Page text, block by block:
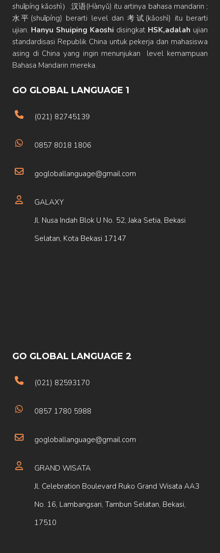
shuǐpíng kǎoshì）.汉语(Hànyǔ) itu artinya bahasa mandarin ;
水平(shuǐpíng) berarti level dan 考试(kǎoshì) itu berarti
ujian. Hanyu Shuiping Kaoshi disingkat HSK,adalah ujian
standardisasi Republik China untuk pekerja dan mahasiswa
asing di China yang ingin menunjukan level kemampuan
Bahasa Mandarin mereka.
GO GLOBAL LANGUAGE 1
(021) 82745139
0857 8018 1806
gogloballanguage@gmail.com
GALAXY
Jl. Nusa Indah Blok U No. 52, Jaka Setia, Bekasi
Selatan, Kota Bekasi 17147
GO GLOBAL LANGUAGE 2
(021) 82593170
0857 1780 5988
gogloballanguage@gmail.com
GRAND WISATA
Jl. Celebration Boulevard Ruko Grand Wisata AA3
No. 16, Lambangsari, Tambun Selatan, Bekasi,
17510